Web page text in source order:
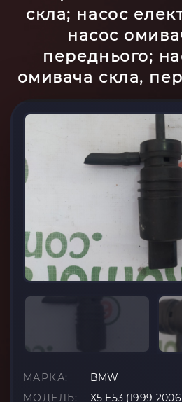
скла; насос
насос
переднього;
омивача скла,
МАРКА:
BMW
МОДЕЛЬ:
X5 E53 (1999-